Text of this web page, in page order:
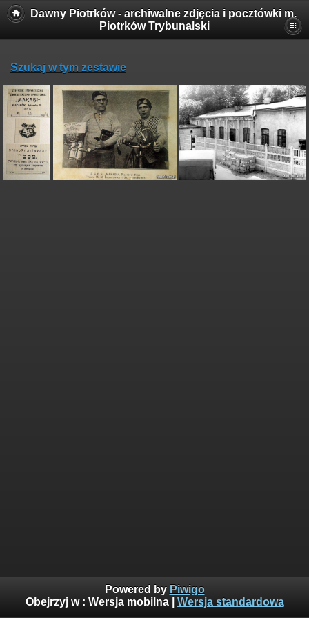
Dawny Piotrków - archiwalne zdjęcia i pocztówki m.
Piotrków Trybunalski
Szukaj w tym zestawie
Powered by Piwigo
Obejrzyj w : Wersja mobilna| Wersja standardowa